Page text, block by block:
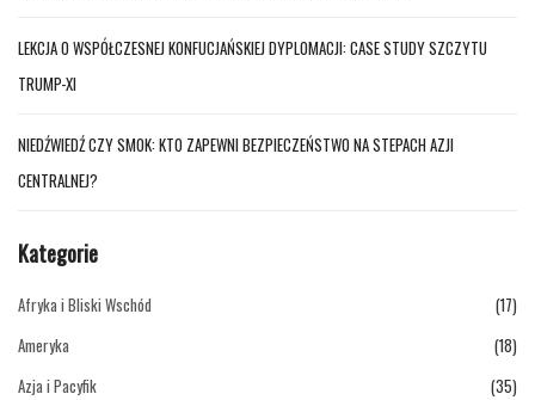
LEKCJA O WSPÓŁCZESNEJ KONFUCJAŃSKIEJ DYPLOMACJI: CASE STUDY SZCZYTU
TRUMP-XI
NIEDŹWIEDŹ CZY SMOK: KTO ZAPEWNI BEZPIECZEŃSTWO NA STEPACH AZJI
CENTRALNEJ?
Kategorie
Afryka i Bliski Wschód
(17)
Ameryka
(18)
Azja i Pacyfik
(35)